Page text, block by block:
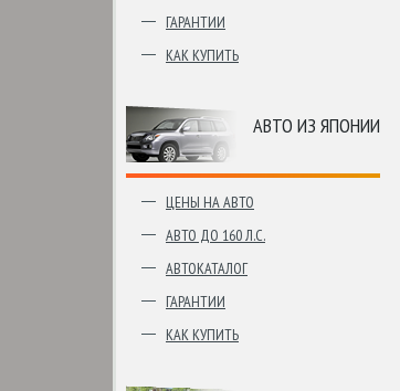
ГАРАНТИИ
КАК КУПИТЬ
АВТО ИЗ ЯПОНИИ
ЦЕНЫ НА АВТО
АВТО ДО 160 Л.С.
АВТОКАТАЛОГ
ГАРАНТИИ
КАК КУПИТЬ